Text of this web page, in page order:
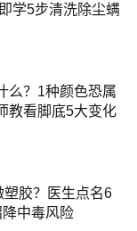
学5步清洗除尘螨
么？1种颜色恐属
教看脚底5大变化
胶？医生点名6
中毒风险